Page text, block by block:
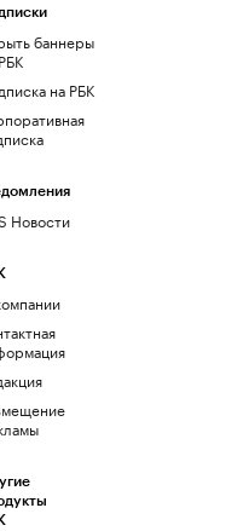
баннеры
на РБК
Новости